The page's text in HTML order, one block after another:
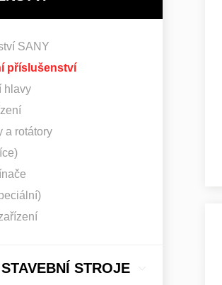
SANY
příslušenství
hlavy
a rotátory
STROJE